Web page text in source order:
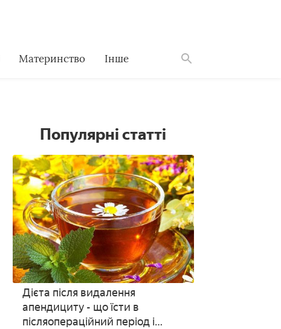
Материнство Інше
Популярні статті
Дієта після видалення
апендициту - що їсти в
післяопераційний період і